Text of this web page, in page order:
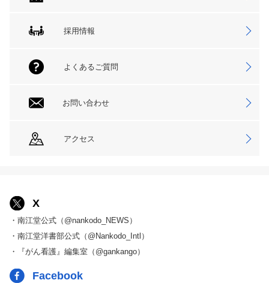
採用情報
よくあるご質問
お問い合わせ
アクセス
X
・南江堂公式（@nankodo_NEWS）
・南江堂洋書部公式（@Nankodo_Intl）
・『がん看護』編集室（@gankango）
Facebook